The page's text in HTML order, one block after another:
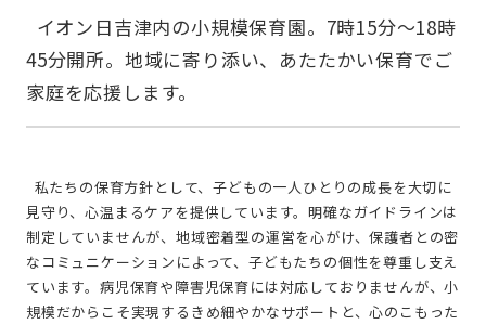
45分開所。地域に寄り添い、あたたかい保育でご
見守り、心温まるケアを提供しています。明確なガイドラインは
制定していませんが、地域密着型の運営を心がけ、保護者との密
なコミュニケーションによって、子どもたちの個性を尊重し支え
ています。病児保育や障害児保育には対応しておりませんが、小
規模だからこそ実現するきめ細やかなサポートと、心のこもった